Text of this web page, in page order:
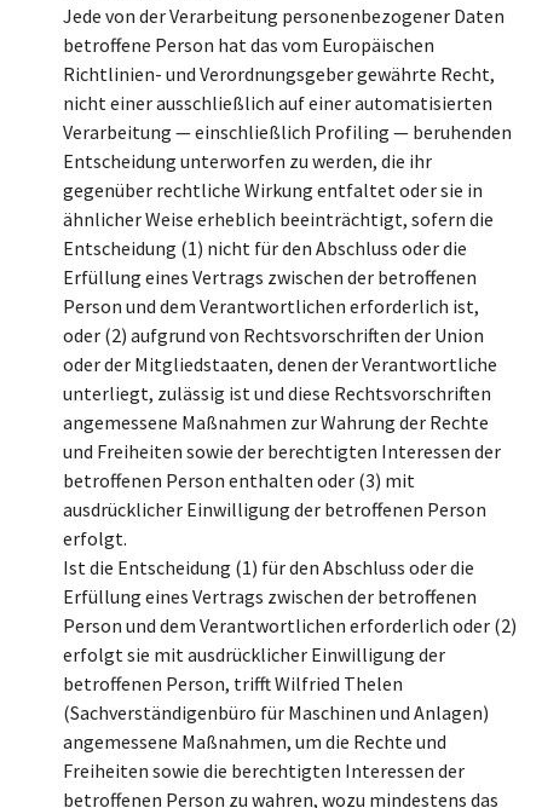
Jede von der Verarbeitung personenbezogener Daten
betroffene Person hat das vom Europäischen
Richtlinien- und Verordnungsgeber gewährte Recht,
nicht einer ausschließlich auf einer automatisierten
Verarbeitung — einschließlich Profiling — beruhenden
Entscheidung unterworfen zu werden, die ihr
gegenüber rechtliche Wirkung entfaltet oder sie in
ähnlicher Weise erheblich beeinträchtigt, sofern die
Entscheidung (1) nicht für den Abschluss oder die
Erfüllung eines Vertrags zwischen der betroffenen
Person und dem Verantwortlichen erforderlich ist,
oder (2) aufgrund von Rechtsvorschriften der Union
oder der Mitgliedstaaten, denen der Verantwortliche
unterliegt, zulässig ist und diese Rechtsvorschriften
angemessene Maßnahmen zur Wahrung der Rechte
und Freiheiten sowie der berechtigten Interessen der
betroffenen Person enthalten oder (3) mit
ausdrücklicher Einwilligung der betroffenen Person
erfolgt.
Ist die Entscheidung (1) für den Abschluss oder die
Erfüllung eines Vertrags zwischen der betroffenen
Person und dem Verantwortlichen erforderlich oder (2)
erfolgt sie mit ausdrücklicher Einwilligung der
betroffenen Person, trifft Wilfried Thelen
(Sachverständigenbüro für Maschinen und Anlagen)
angemessene Maßnahmen, um die Rechte und
Freiheiten sowie die berechtigten Interessen der
betroffenen Person zu wahren, wozu mindestens das